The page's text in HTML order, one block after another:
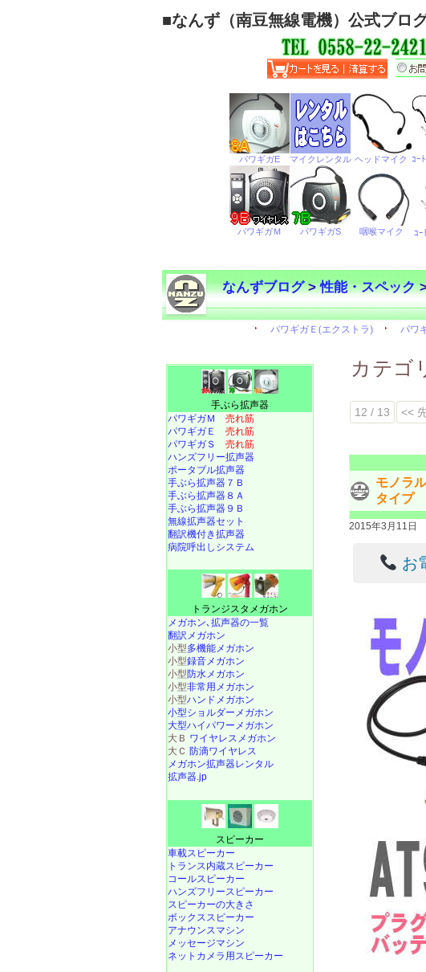
■なんず（南豆無線電機）公式ブロ
なんずブログ>性能・スペック
カテゴ
12 / 13 <<
モノラ
タイプ
2015年3月11日
お
手ぶら拡声器
パワギガＭ 売れ筋
パワギガＥ 売れ筋
パワギガＳ 売れ筋
ハンズフリー拡声器
ポータブル拡声器
手ぶら拡声器７Ｂ
手ぶら拡声器８Ａ
手ぶら拡声器９Ｂ
無線拡声器セット
翻訳機付き拡声器
病院呼出しシステム
トランジスタメガホン
メガホン､拡声器の一覧
翻訳メガホン
小型多機能メガホン
小型録音メガホン
小型防水メガホン
小型非常用メガホン
小型ハンドメガホン
小型ショルダーメガホン
大型ハイパワーメガホン
大Ｂ ワイヤレスメガホン
大Ｃ 防滴ワイヤレス
メガホン拡声器レンタル
拡声器.jp
スピーカー
車載スピーカー
トランス内蔵スピーカー
コールスピーカー
ハンズフリースピーカー
スピーカーの大きさ
ボックススピーカー
アナウンスマシン
メッセージマシン
ネットカメラ用スピーカー